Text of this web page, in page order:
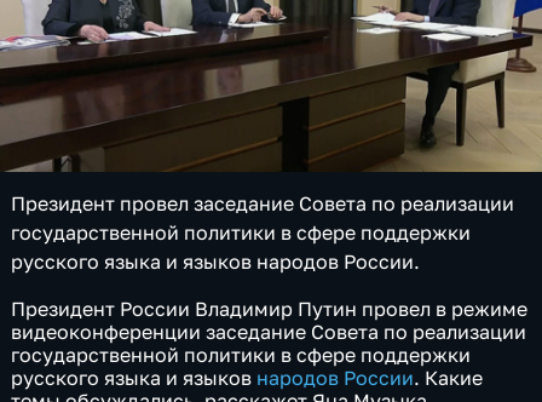
Президент провел заседание Совета по реализации
государственной политики в сфере поддержки
русского языка и языков народов России.
Президент России Владимир Путин провел в режиме
видеоконференции заседание Совета по реализации
государственной политики в сфере поддержки
русского языка и языков народов России. Какие